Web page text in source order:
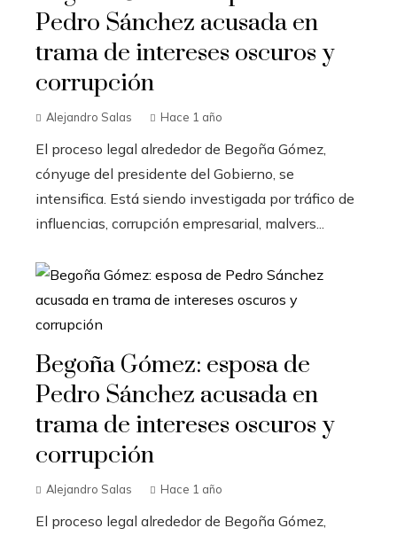
Pedro Sánchez acusada en
trama de intereses oscuros y
corrupción
Alejandro Salas Hace 1 año
El proceso legal alrededor de Begoña Gómez,
cónyuge del presidente del Gobierno, se
intensifica. Está siendo investigada por tráfico de
influencias, corrupción empresarial, malvers...
Begoña Gómez: esposa de
Pedro Sánchez acusada en
trama de intereses oscuros y
corrupción
Alejandro Salas Hace 1 año
El proceso legal alrededor de Begoña Gómez,